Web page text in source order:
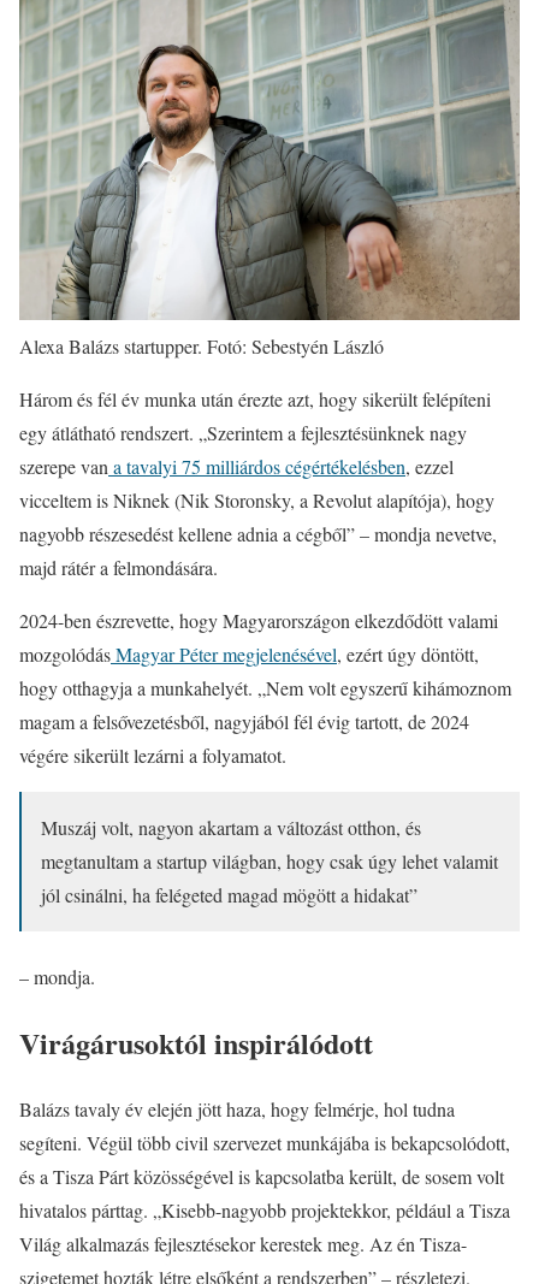
Alexa Balázs startupper. Fotó: Sebestyén László
Három és fél év munka után érezte azt, hogy sikerült felépíteni
egy átlátható rendszert. „Szerintem a fejlesztésünknek nagy
szerepe van a tavalyi 75 milliárdos cégértékelésben, ezzel
vicceltem is Niknek (Nik Storonsky, a Revolut alapítója), hogy
nagyobb részesedést kellene adnia a cégből” – mondja nevetve,
majd rátér a felmondására.
2024-ben észrevette, hogy Magyarországon elkezdődött valami
mozgolódásMagyar Péter megjelenésével, ezért úgy döntött,
hogy otthagyja a munkahelyét. „Nem volt egyszerű kihámoznom
magam a felsővezetésből, nagyjából fél évig tartott, de 2024
végére sikerült lezárni a folyamatot.
Muszáj volt, nagyon akartam a változást otthon, és
megtanultam a startup világban, hogy csak úgy lehet valamit
jól csinálni, ha felégeted magad mögött a hidakat”
– mondja.
Virágárusoktól inspirálódott
Balázs tavaly év elején jött haza, hogy felmérje, hol tudna
segíteni. Végül több civil szervezet munkájába is bekapcsolódott,
és a Tisza Párt közösségével is kapcsolatba került, de sosem volt
hivatalos párttag. „Kisebb-nagyobb projektekkor, például a Tisza
Világ alkalmazás fejlesztésekor kerestek meg. Az én Tisza-
szigetemet hozták létre elsőként a rendszerben” – részletezi.